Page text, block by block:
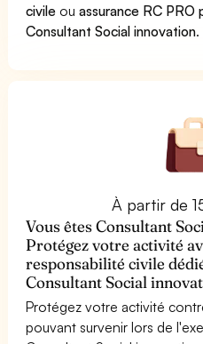
civile ouassurance RC
Consultant Social innovation.
À partir de
Vous êtes Consultant
Protégez votre activité
responsabilité civile
Consultant Social
Protégez votre activité
pouvant survenir lors de